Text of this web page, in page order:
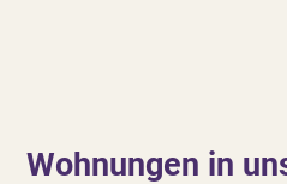
Wohnungen in